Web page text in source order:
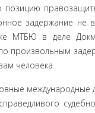
позицию
задержание не
МТБЮ в деле
произвольным
человека.